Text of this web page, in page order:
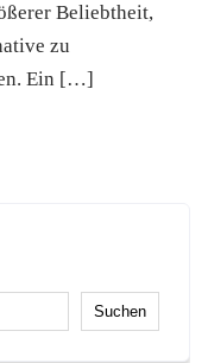
Beliebtheit,
zu
Ein […]
Suchen